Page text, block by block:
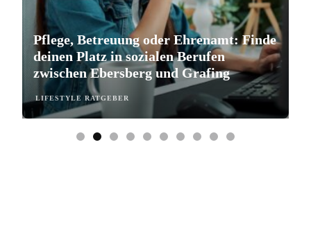
LIFESTYLE RATGEBER
Pflege, Betreuung oder Ehrenamt: Finde
deinen Platz in sozialen Berufen
zwischen Ebersberg und Grafing